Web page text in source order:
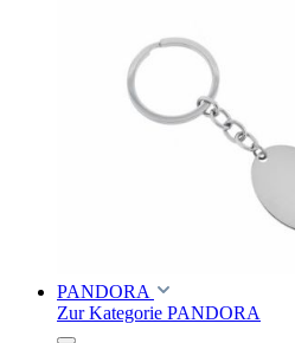
PANDORA
Zur Kategorie PANDORA